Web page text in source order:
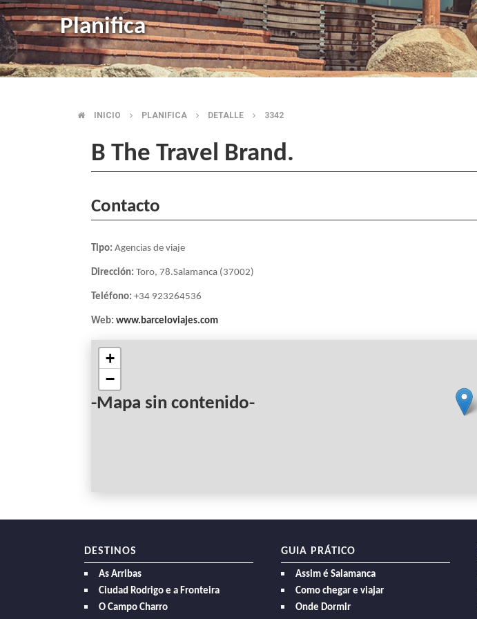
Planifica
BREADCRUMB
INICIO PLANIFICA DETALLE 3342
B The Travel Brand.
Contacto
Tipo: Agencias de viaje
Dirección: Toro, 78.Salamanca (37002)
Teléfono: +34 923264536
Web: www.barceloviajes.com
-Mapa sin contenido-
+
−
DESTINOS
As Arribas
Ciudad Rodrigo e a Fronteira
O Campo Charro
GUIA PRÁTICO
Assim é Salamanca
Como chegar e viajar
Onde Dormir